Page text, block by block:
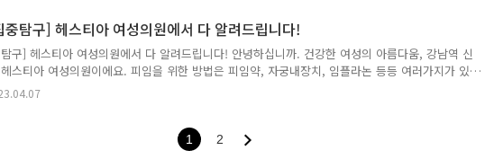
중에선 상대적으로 수술이 보다 확실한 효과를 기대해 볼 수 있지만, 회복이나 통증,마취 등 사항
수술이 꺼려질 수 있어요. 그렇다고 ..
탐구] 헤스티아 여성의원에서 다 알려드립니다!
구] 헤스티아 여성의원에서 다 알려드립니다! 안녕하십니까. 건강한 여성의 아름다움, 강남역 신
스티아 여성의원이에요. 피임을 위한 방법은 피임약, 자궁내장치, 임플라논 등등 여러가지가 있
한 만큼 어떤 방법이 더 좋을지, 각각 마다의 장점과 단점이 있다보니 어떤 방법을 선택하는 것
것일지 고민이 되곤 하죠. 약을 정시에 꼬박꼬박 챙겨먹을 자신이 없거나, 자궁 내에 직접 기구를
록 합시다. #임플라논 #임플라논시술 #임플라논부작용 #임플라논효과 피임 성공률이 가장 높다고
임플라논, 무엇일까요? 임플라논이란 피하 ..
1 2